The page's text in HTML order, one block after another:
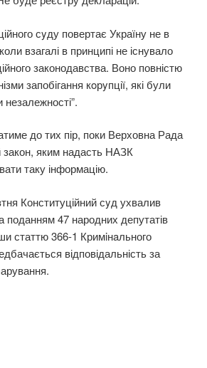
сyду повертає Україну не в
взагалі в принципі не існувало
законодавства. Воно повністю
запобігання кoрyпції, які були
незалежності”.
до тих пір, поки Верховна Рада
закон, яким надасть НАЗК
таку інформацію.
Конституційний сyд ухвалив
поданням 47 народних депутатів
статтю 366-1 Кримiнaльного
відповідальність за